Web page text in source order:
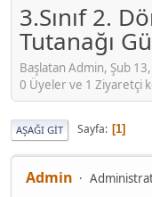
3.Sınıf 2.
Tutanağı
Başlatan Admin, Şub
0 Üyeler ve 1 Ziyaretçi
AŞAĞI GIT Sayfa 1
Admin